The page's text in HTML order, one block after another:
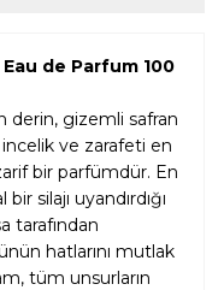
de Parfum 100
derin, gizemli safran
incelik ve zarafeti en
bir parfümdür. En
silajı uyandırdığı
tarafından
hatlarını mutlak
tüm unsurların